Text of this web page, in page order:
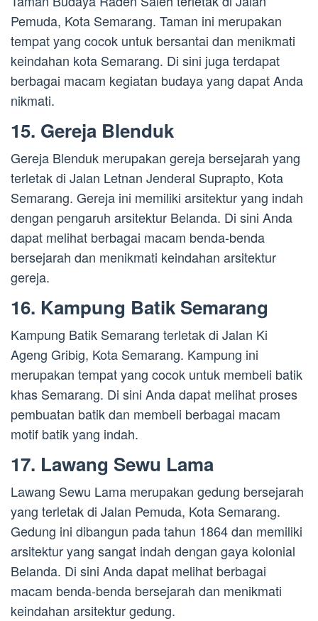
Pemuda, Kota Semarang. Taman ini merupakan
tempat yang cocok untuk bersantai dan menikmati
keindahan kota Semarang. Di sini juga terdapat
berbagai macam kegiatan budaya yang dapat Anda
nikmati.
15. Gereja Blenduk
Gereja Blenduk merupakan gereja bersejarah yang
terletak di Jalan Letnan Jenderal Suprapto, Kota
Semarang. Gereja ini memiliki arsitektur yang indah
dengan pengaruh arsitektur Belanda. Di sini Anda
dapat melihat berbagai macam benda-benda
bersejarah dan menikmati keindahan arsitektur
gereja.
16. Kampung Batik Semarang
Kampung Batik Semarang terletak di Jalan Ki
Ageng Gribig, Kota Semarang. Kampung ini
merupakan tempat yang cocok untuk membeli batik
khas Semarang. Di sini Anda dapat melihat proses
pembuatan batik dan membeli berbagai macam
motif batik yang indah.
17. Lawang Sewu Lama
Lawang Sewu Lama merupakan gedung bersejarah
yang terletak di Jalan Pemuda, Kota Semarang.
Gedung ini dibangun pada tahun 1864 dan memiliki
arsitektur yang sangat indah dengan gaya kolonial
Belanda. Di sini Anda dapat melihat berbagai
macam benda-benda bersejarah dan menikmati
keindahan arsitektur gedung.